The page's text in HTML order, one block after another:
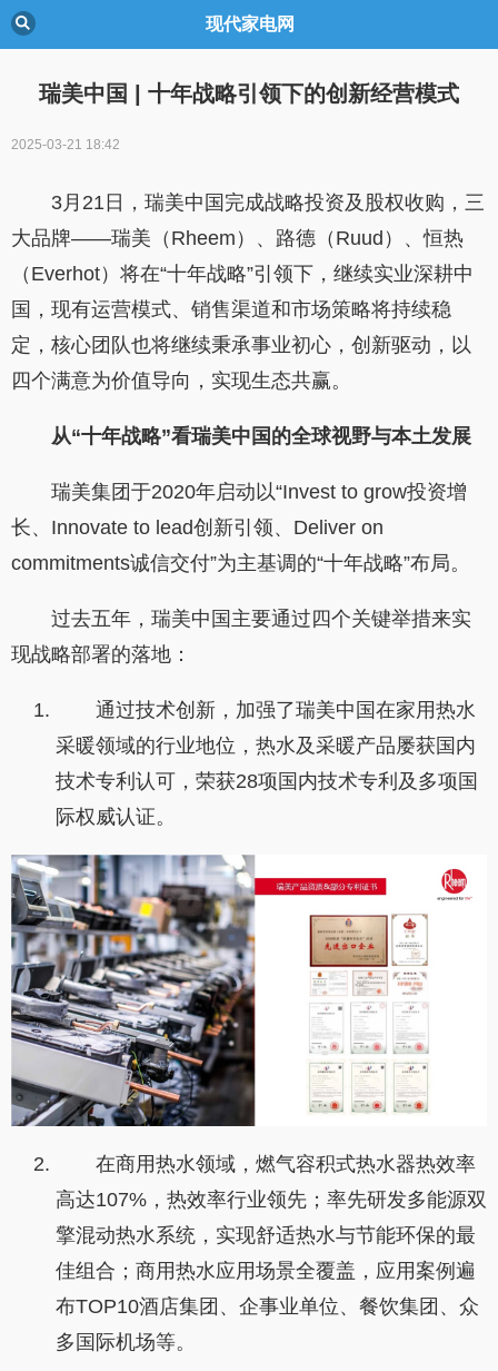
现代家电网
瑞美中国 | 十年战略引领下的创新经营模式
2025-03-21 18:42
3月21日，瑞美中国完成战略投资及股权收购，三
大品牌——瑞美（Rheem）、路德（Ruud）、恒热
（Everhot）将在“十年战略”引领下，继续实业深耕中
国，现有运营模式、销售渠道和市场策略将持续稳
定，核心团队也将继续秉承事业初心，创新驱动，以
四个满意为价值导向，实现生态共赢。
从“十年战略”看瑞美中国的全球视野与本土发展
瑞美集团于2020年启动以“Invest to grow投资增
长、 Innovate to lead创新引领、 Deliver on
commitments诚信交付”为主基调的“十年战略”布局。
过去五年，瑞美中国主要通过四个关键举措来实
现战略部署的落地：
通过技术创新，加强了瑞美中国在家用热水
采暖领域的行业地位，热水及采暖产品屡获国内
技术专利认可，荣获28项国内技术专利及多项国
际权威认证。
在商用热水领域，燃气容积式热水器热效率
高达107%，热效率行业领先；率先研发多能源双
擎混动热水系统，实现舒适热水与节能环保的最
佳组合；商用热水应用场景全覆盖，应用案例遍
布TOP10酒店集团、企事业单位、餐饮集团、众
多国际机场等。